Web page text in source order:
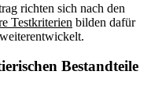
richten sich nach den
Testkriterien bilden dafür
Bestandteile